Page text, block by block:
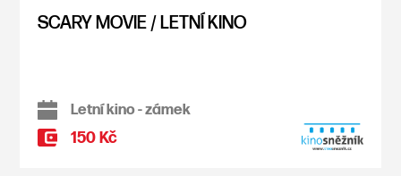
SCARY MOVIE / LETNÍ KINO
Letní kino - zámek
150 Kč